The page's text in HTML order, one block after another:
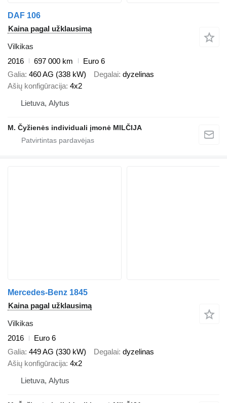
DAF 106
Kaina pagal užklausimą
Vilkikas
2016
697 000 km
Euro 6
Galia 460 AG (338 kW) Degalai dyzelinas
Ašių konfigūracija 4x2
Lietuva, Alytus
M. Čyžienės individuali įmonė MILČIJA
Mercedes-Benz 1845
Kaina pagal užklausimą
Vilkikas
2016
Euro 6
Galia 449 AG (330 kW) Degalai dyzelinas
Ašių konfigūracija 4x2
Lietuva, Alytus